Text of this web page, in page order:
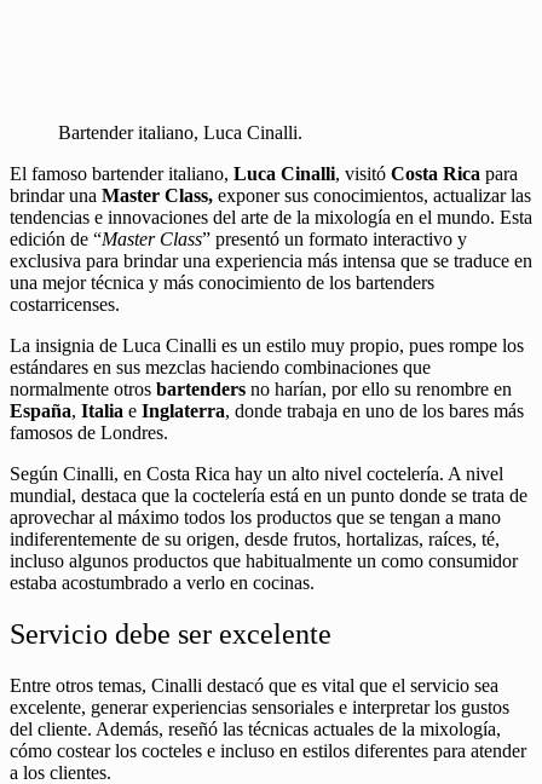
Bartender italiano, Luca Cinalli.
El famoso bartender italiano, Luca Cinalli, visitó Costa Rica para
brindar una Master Class, exponer sus conocimientos, actualizar las
tendencias e innovaciones del arte de la mixología en el mundo. Esta
edición de “Master Class” presentó un formato interactivo y
exclusiva para brindar una experiencia más intensa que se traduce en
una mejor técnica y más conocimiento de los bartenders
costarricenses.
La insignia de Luca Cinalli es un estilo muy propio, pues rompe los
estándares en sus mezclas haciendo combinaciones que
normalmente otros bartenders no harían, por ello su renombre en
España, Italia e Inglaterra, donde trabaja en uno de los bares más
famosos de Londres.
Según Cinalli, en Costa Rica hay un alto nivel coctelería. A nivel
mundial, destaca que la coctelería está en un punto donde se trata de
aprovechar al máximo todos los productos que se tengan a mano
indiferentemente de su origen, desde frutos, hortalizas, raíces, té,
incluso algunos productos que habitualmente un como consumidor
estaba acostumbrado a verlo en cocinas.
Servicio debe ser excelente
Entre otros temas, Cinalli destacó que es vital que el servicio sea
excelente, generar experiencias sensoriales e interpretar los gustos
del cliente. Además, reseñó las técnicas actuales de la mixología,
cómo costear los cocteles e incluso en estilos diferentes para atender
a los clientes.